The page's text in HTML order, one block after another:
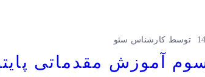
توسط کارشناس سئو
آموزش مقدماتی